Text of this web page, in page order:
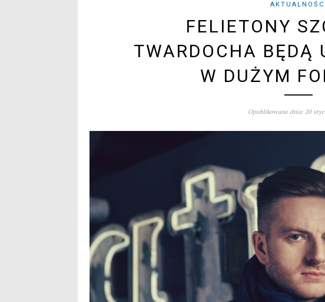
AKTUALNOŚCI
FELIETONY
TWARDOCHA BĘDĄ
W DUŻYM
Opublikowano dnia: 20